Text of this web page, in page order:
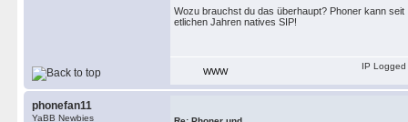
Wozu brauchst du das überhaupt? Phoner kann seit
etlichen Jahren natives SIP!
WWW
IP Logged
phonefan11
YaBB Newbies